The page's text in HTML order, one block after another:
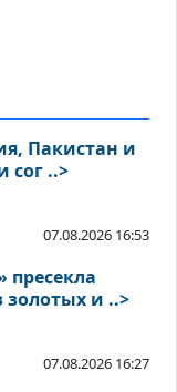
Пакистан и
сог ..>
07.08.2026 16:53
и ..>
07.08.2026 16:27